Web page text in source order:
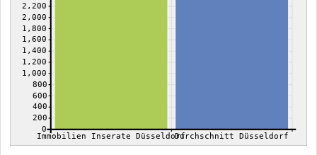
0
200
400
600
800
1,000
1,200
1,400
1,600
1,800
2,000
2,200
Immobilien Inserate DüsseldorfDurchschnitt Düsseldorf